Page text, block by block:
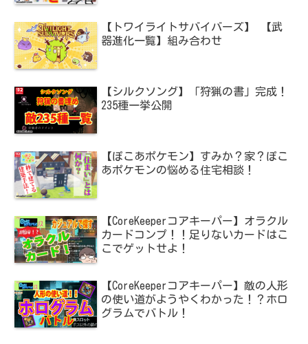
【トワイライトサバイバーズ】 【武
器進化一覧】組み合わせ
【シルクソング】「狩猟の書」完成！
235種一挙公開
【ぽこあポケモン】すみか？家？ぽこ
あポケモンの悩める住宅相談！
【CoreKeeperコアキーパー】オラクル
カードコンプ！！足りないカードはこ
こでゲットせよ！
【CoreKeeperコアキーパー】敵の人形
の使い道がようやくわかった！？ホロ
グラムでバトル！